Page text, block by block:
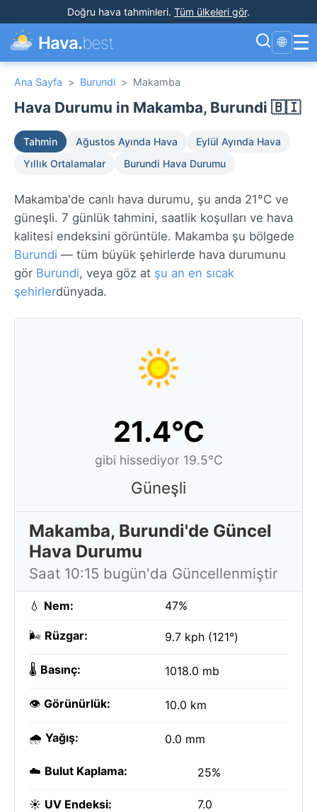
Doğru hava tahminleri. Tüm ülkeleri gör.
Hava.best 🌐 ☰
Ana Sayfa > Burundi > Makamba
Hava Durumu in Makamba, Burundi 🇧🇮
Tahmin Ağustos Ayında Hava
Eylül Ayında Hava
Yıllık Ortalamalar
Burundi Hava Durumu
Makamba'de canlı hava durumu, şu anda 21°C ve
güneşli. 7 günlük tahmini, saatlik koşulları ve hava
kalitesi endeksini görüntüle. Makamba şu bölgede
Burundi — tüm büyük şehirlerde hava durumunu
gör Burundi, veya göz at şu an en sıcak
şehirlerdünyada.
21.4°C
gibi hissediyor 19.5°C
Güneşli
Makamba, Burundi'de Güncel
Hava Durumu
Saat 10:15 bugün'da Güncellenmiştir
💧 Nem: 47%
🌬️ Rüzgar: 9.7 kph (121°)
🌡️ Basınç: 1018.0 mb
👁️ Görünürlük: 10.0 km
🌧️ Yağış: 0.0 mm
☁️ Bulut Kaplama: 25%
☀️ UV Endeksi: 7.0